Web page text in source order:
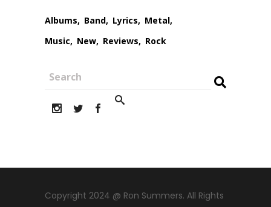
Albums Band Lyrics
Metal
Music
New Reviews Rock
Copyright 2024 @ Ron Summers. All Rights